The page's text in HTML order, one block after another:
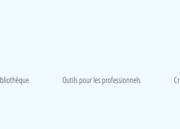
Outils pour les professionnels